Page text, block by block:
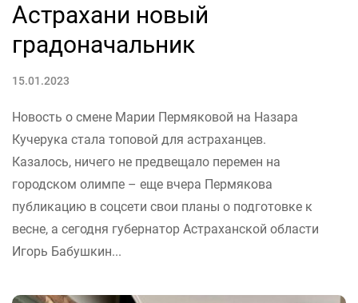
Астрахани новый
градоначальник
15.01.2023
Новость о смене Марии Пермяковой на Назара
Кучерука стала топовой для астраханцев.
Казалось, ничего не предвещало перемен на
городском олимпе – еще вчера Пермякова
публикацию в соцсети свои планы о подготовке к
весне, а сегодня губернатор Астраханской области
Игорь Бабушкин...